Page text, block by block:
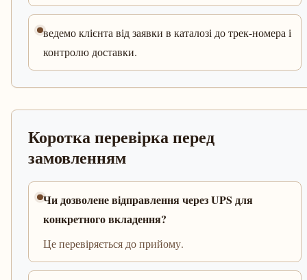
ведемо клієнта від заявки в каталозі до трек-номера і
контролю доставки.
Коротка перевірка перед
замовленням
Чи дозволене відправлення через UPS для
конкретного вкладення?
Це перевіряється до прийому.